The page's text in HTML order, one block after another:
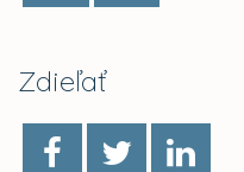
Zdieľať